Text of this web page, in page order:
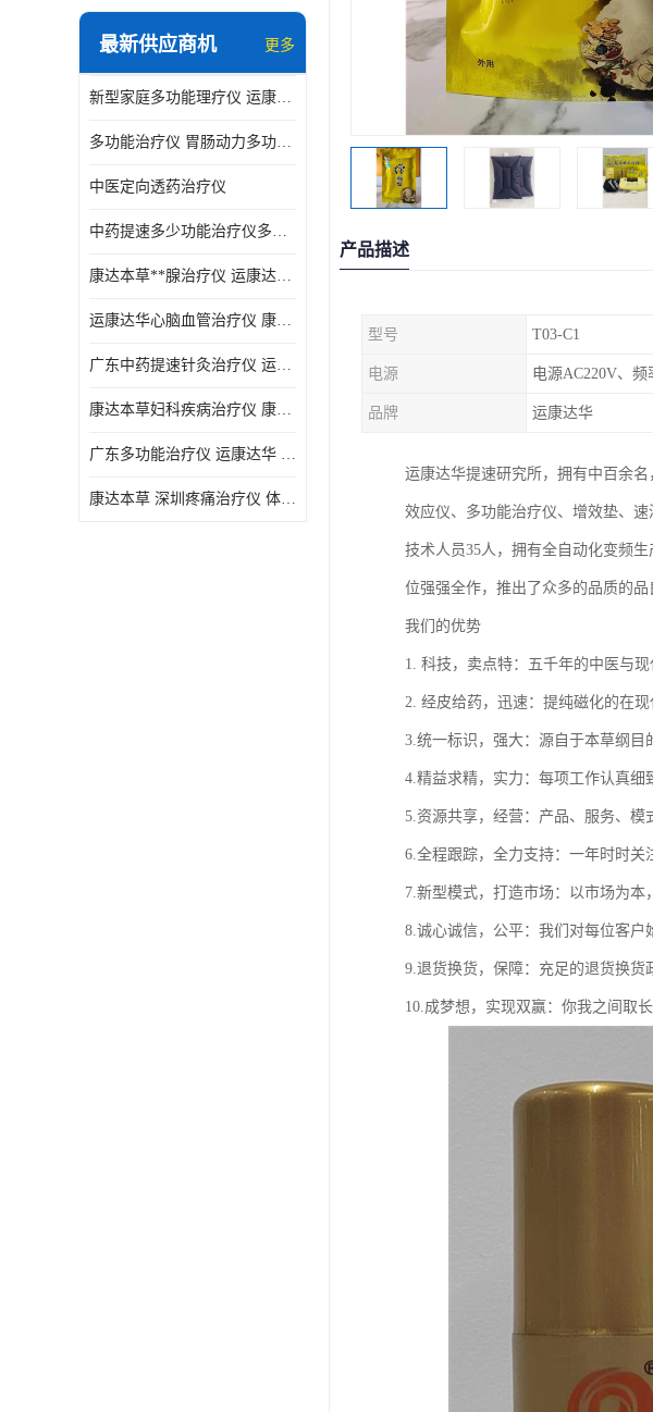
最新供应商机 更多
新型家庭多功能理疗仪 运康达华
多功能治疗仪 胃肠动力多功能治疗仪
中医定向透药治疗仪
中药提速多少功能治疗仪多少钱 实体店仪器
康达本草**腺治疗仪 运康达华 开发新顾客用仪器
运康达华心脑血管治疗仪 康达本草 体验店仪器
广东中药提速针灸治疗仪 运康达华 会销店锁定顾客用仪器
康达本草妇科疾病治疗仪 康达本草 体验店仪器
广东多功能治疗仪 运康达华 深圳运康达华科技有限公司
康达本草 深圳疼痛治疗仪 体验店仪器
产品描述
型号 T03-C1
电源 电源AC220V、频
品牌 运康达华
运康达华提速研究所，拥有中百余
效应仪、多功能治疗仪、增效垫、
技术人员35人，拥有全自动化变频
位强强全作，推出了众多的品质的品
我们的优势
1. 科技，卖点特：五千年的中医与
2. 经皮给药，迅速：提纯磁化的在
3.统一标识，强大：源自于本草纲目
4.精益求精，实力：每项工作认真细
5.资源共享，经营：产品、服务、模
6.全程跟踪，全力支持：一年时时关
7.新型模式，打造市场：以市场为
8.诚心诚信，公平：我们对每位客户
9.退货换货，保障：充足的退货换
10.成梦想，实现双赢：你我之间取